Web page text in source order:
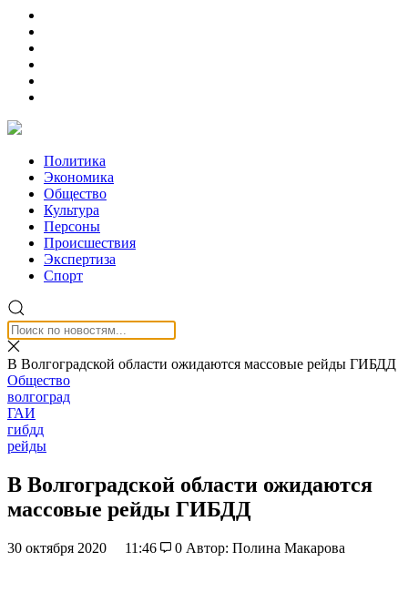
Политика
Экономика
Общество
Культура
Персоны
Происшествия
Экспертиза
Спорт
В Волгоградской области ожидаются массовые рейды ГИБДД
Общество
волгоград
ГАИ
гибдд
рейды
В Волгоградской области ожидаются
массовые рейды ГИБДД
30 октября 2020 11:46 0 Автор: Полина Макарова